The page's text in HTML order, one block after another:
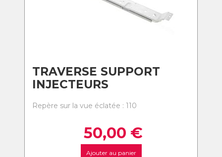
TRAVERSE SUPPORT
INJECTEURS
Repère sur la vue éclatée : 110
50,00 €
Ajouter au panier